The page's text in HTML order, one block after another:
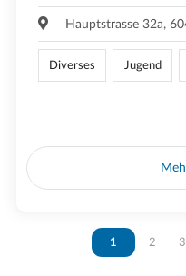
Hauptstrasse 32a,
Diverses Jugend
Vous êtes sur
1 Vous
2 3